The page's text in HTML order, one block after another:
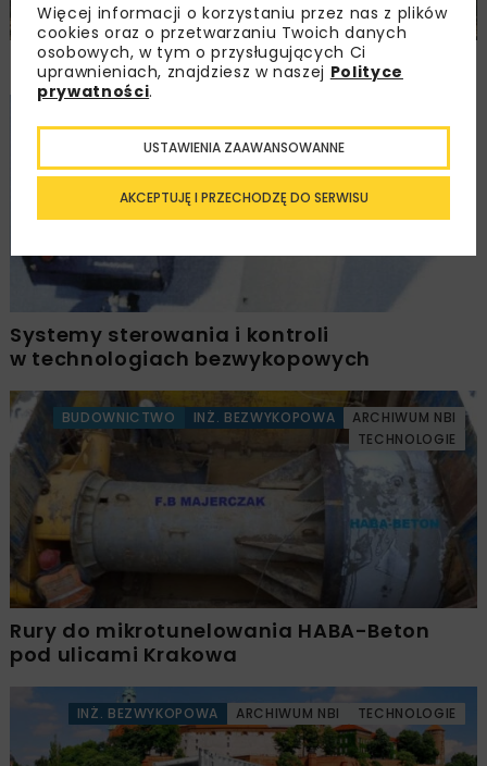
Nowa maszyna przeciskowa firmy Terma
Systemy sterowania i kontroli
w technologiach bezwykopowych
BUDOWNICTWO INŻ. BEZWYKOPOWA
ARCHIWUM NBI
TECHNOLOGIE
Rury do mikrotunelowania HABA-Beton
pod ulicami Krakowa
INŻ. BEZWYKOPOWA ARCHIWUM NBI TECHNOLOGIE
Więcej informacji o korzystaniu przez nas z plików
cookies oraz o przetwarzaniu Twoich danych
osobowych, w tym o przysługujących Ci
uprawnieniach, znajdziesz w naszej Polityce
prywatności.
AKCEPTUJĘ I PRZECHODZĘ DO SERWISU
USTAWIENIA ZAAWANSOWANNE